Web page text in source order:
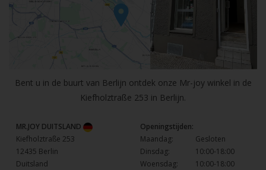
Bent u in de buurt van Berlijn ontdek onze Mr-joy winkel in de
Kiefholztraße 253 in Berlijn.
MR.JOY DUITSLAND
Kiefholztraße 253
12435 Berlin
Duitsland
Openingstijden:
Maandag:
Gesloten
Dinsdag:
10:00-18:00
Woensdag:
10:00-18:00